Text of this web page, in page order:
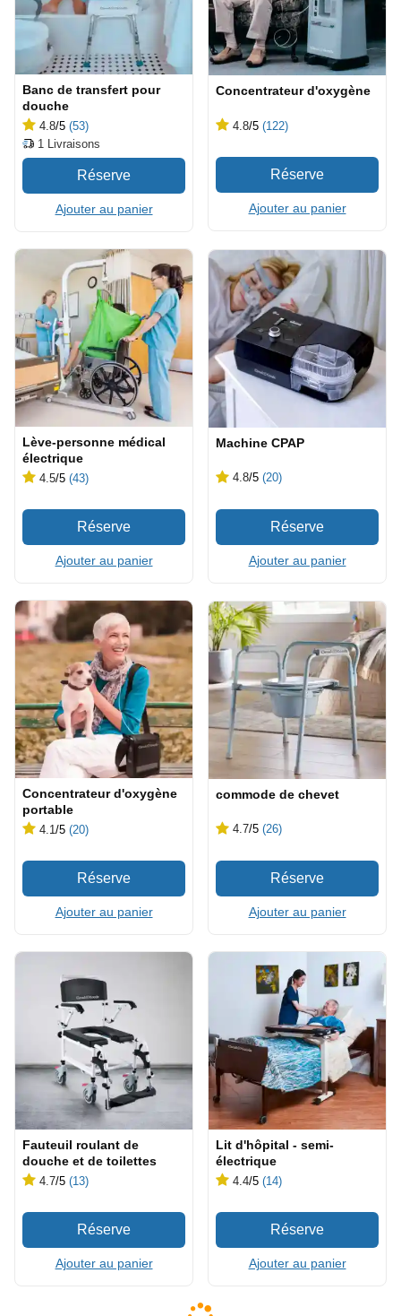
Banc de transfert pour
douche
4.8/5 (53)
1 Livraisons
Ajouter au panier
Concentrateur d'oxygène
4.8/5 (122)
Ajouter au panier
Lève-personne médical
électrique
4.5/5 (43)
Ajouter au panier
Machine CPAP
4.8/5 (20)
Ajouter au panier
Concentrateur d'oxygène
portable
4.1/5 (20)
Ajouter au panier
commode de chevet
4.7/5 (26)
Ajouter au panier
Fauteuil roulant de
douche et de toilettes
4.7/5 (13)
Ajouter au panier
Lit d'hôpital - semi-
électrique
4.4/5 (14)
Ajouter au panier